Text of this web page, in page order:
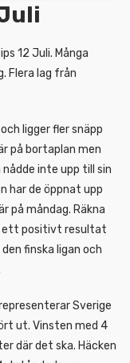
12 Juli. Många
Flera lag från
ligger fler snäpp
på bortaplan men
inte upp till sin
har de öppnat upp
på måndag. Räkna
ett positivt resultat
finska ligan och
Sverige
ut. Vinsten med 4
där det ska. Häcken